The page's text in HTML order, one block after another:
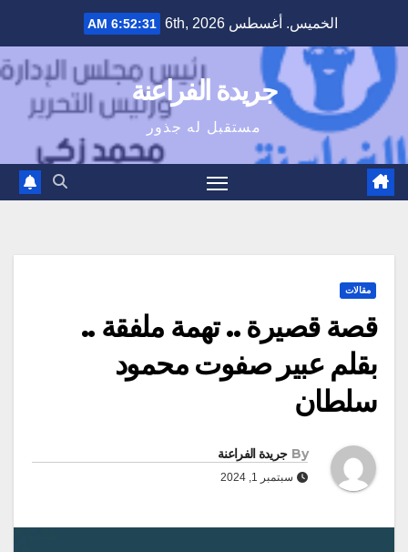
content
الخميس. أغسطس 6th, 2026 6:52:32 AM
جريدة الفراعنة
مستقبل له جذور
مقالات
قصة قصيرة .. تهمة ملفقة ..
بقلم عبير صفوت محمود
سلطان
By جريدة الفراعنة
سبتمبر 1, 2024